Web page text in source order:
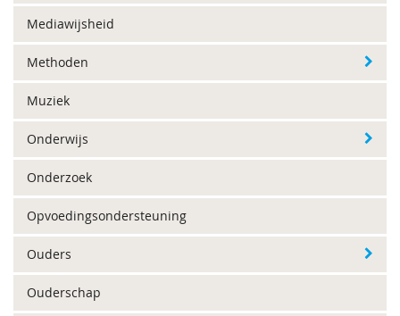
Mediawijsheid
Methoden
Muziek
Onderwijs
Onderzoek
Opvoedingsondersteuning
Ouders
Ouderschap